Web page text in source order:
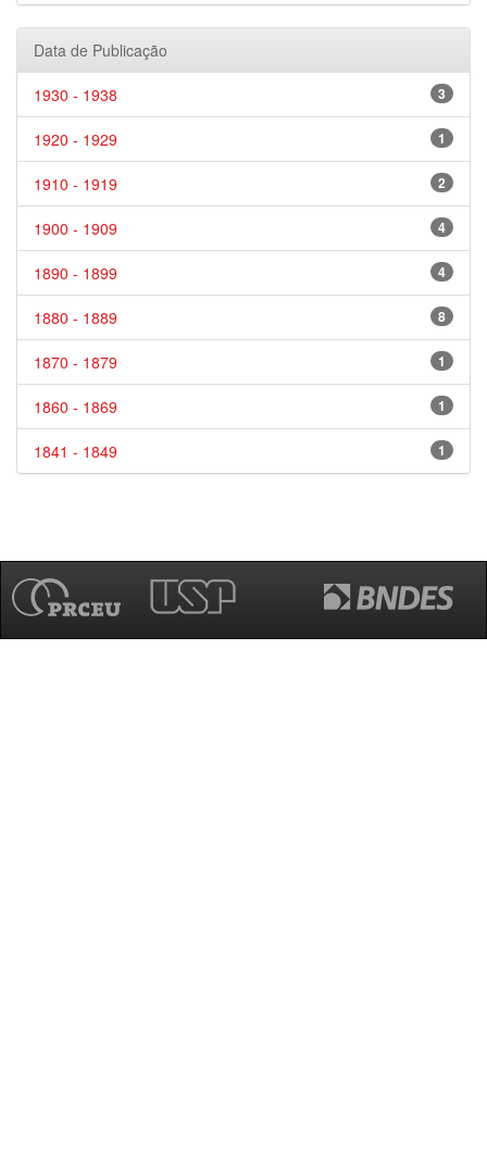
Data de Publicação
3
1930 - 1938
1
1920 - 1929
2
1910 - 1919
4
1900 - 1909
4
1890 - 1899
8
1880 - 1889
1
1870 - 1879
1
1860 - 1869
1
1841 - 1849